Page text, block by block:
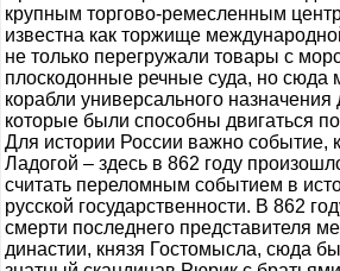
крупным торгово-ремесленным
известна как торжище
не только перегружали товары с
плоскодонные речные суда, но сюда
корабли универсального
которые были способны двигаться
Для истории России важно событие,
Ладогой – здесь в 862 году
считать переломным событием в
русской государственности. В 862
смерти последнего представителя
династии, князя Гостомысла, сюда